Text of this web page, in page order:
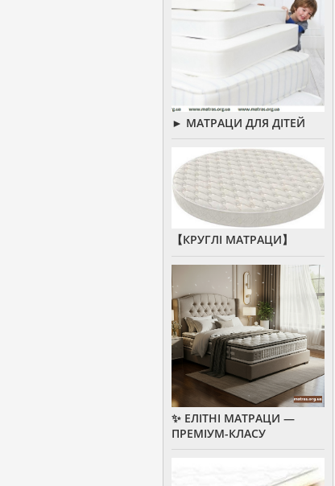
► МАТРАЦИ ДЛЯ ДІТЕЙ
【КРУГЛІ МАТРАЦИ】
✨ ЕЛІТНІ МАТРАЦИ —
ПРЕМІУМ-КЛАСУ